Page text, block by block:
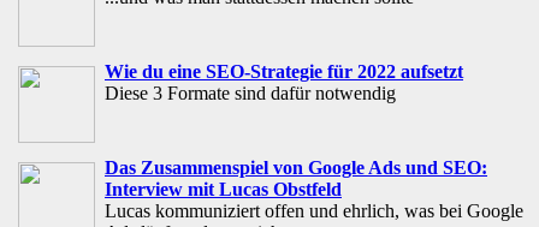
Wie du eine SEO-Strategie für 2022 aufsetzt
Diese 3 Formate sind dafür notwendig
Das Zusammenspiel von Google Ads und SEO:
Interview mit Lucas Obstfeld
Lucas kommuniziert offen und ehrlich, was bei Google